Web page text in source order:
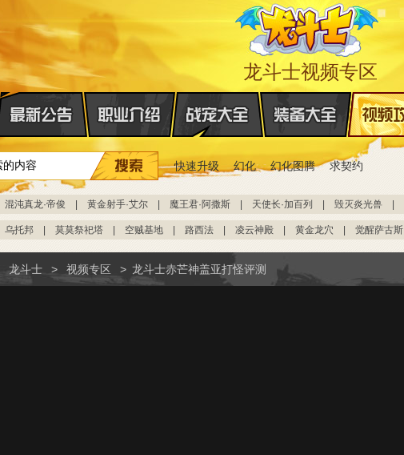
龙斗士视频专区
快速升级 幻化 幻化图腾 求契约
混沌真龙·帝俊 黄金射手·艾尔 魔王君·阿撒斯 天使长·加百列 毁灭炎光兽
乌托邦 莫莫祭祀塔 空贼基地 路西法 凌云神殿 黄金龙穴 觉醒萨古斯
龙斗士 > 视频专区 > 龙斗士赤芒神盖亚打怪评测